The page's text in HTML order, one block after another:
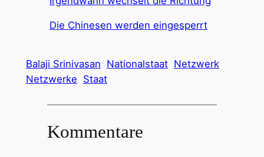
Die Chinesen werden eingesperrt
Balaji Srinivasan Nationalstaat Netzwerk
Netzwerke Staat
Kommentare